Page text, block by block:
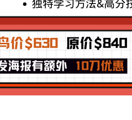
帮助学员掌握实用技能，提升职业竞争